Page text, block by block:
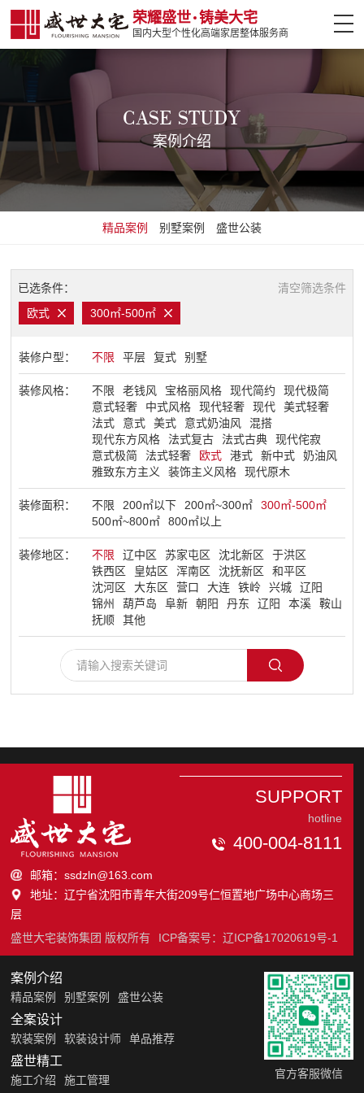
荣耀盛世 铸美大宅
国内大型个性化高端家居整体服务商
网站首页
案例介绍
热门楼盘
盛世精工
装修攻略
了解盛世
CASE STUDY
案例介绍
精品案例 别墅案例 盛世公装
已选条件：
清空筛选条件
欧式
300㎡-500㎡
装修户型： 不限 平层 复式 别墅
装修风格： 不限 老钱风 宝格丽风格 现代简约
现代极简
意式轻奢
中式风格 现代轻奢 现代
美式轻奢
法式
意式 美式 意式奶油风
混搭
现代东方风格
法式复古 法式古典
现代侘寂
意式极简
法式轻奢 欧式 港式 新中式
奶油风
雅致东方主义
装饰主义风格 现代原木
装修面积： 不限 200㎡以下 200㎡~300㎡
300㎡-500㎡
500㎡~800㎡
800㎡以上
装修地区： 不限 辽中区 苏家屯区 沈北新区
于洪区
铁西区
皇姑区 浑南区 沈抚新区
和平区
沈河区
大东区 营口 大连 铁岭 兴城
辽阳
锦州
葫芦岛 阜新 朝阳 丹东 辽阳 本溪
鞍山
抚顺
其他
SUPPORT
hotline
400-004-8111
邮箱：ssdzln@163.com
地址：辽宁省沈阳市青年大街209号仁恒置地广场中心商场三
层
盛世大宅装饰集团 版权所有
ICP备案号：辽ICP备17020619号-1
案例介绍
精品案例 别墅案例 盛世公装
全案设计
软装案例 软装设计师 单品推荐
盛世精工
施工介绍 施工管理
官方客服微信